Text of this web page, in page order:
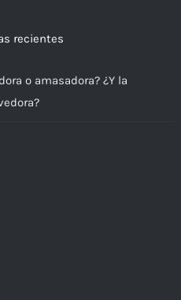
recientes
o amasadora? ¿Y la